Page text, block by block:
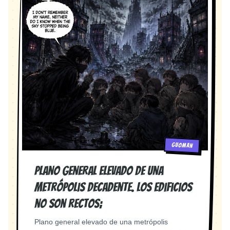
light. The woman counts down: Five, Four,
Three, Two, One. A purple-blue portal opens and
Morden is pulled into the Omnisphere. Highly
detailed Korean manhwa, dramatic lighting,
cinematic camera angles, high quality, no text, no
watermark.
GUOMAN
Plano general elevado de una
metrópolis decadente. Los edificios
no son rectos;
Plano general elevado de una metrópolis